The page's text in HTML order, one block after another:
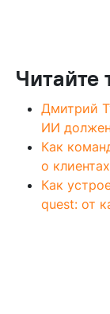
Читайте
Дмитрий
ИИ
Как
о
Как
quest: от